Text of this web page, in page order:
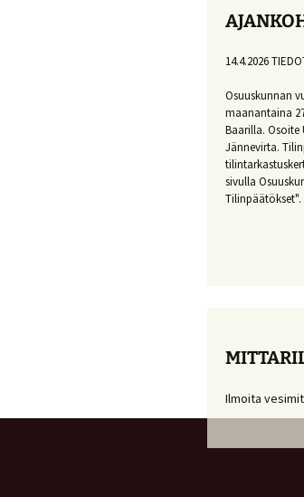
14.4.2026
Osuuskunnan
maanantaina
Baarilla. Osoite
Jännevirta.
sivulla
Tilinpäätökset".
Ilmoita